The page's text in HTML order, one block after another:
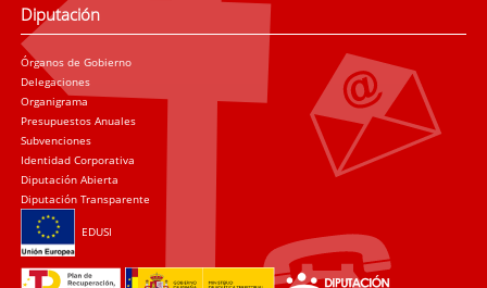
Diputación
Órganos de Gobierno
Delegaciones
Organigrama
Presupuestos Anuales
Subvenciones
Identidad Corporativa
Diputación Abierta
Diputación Transparente
EDUSI